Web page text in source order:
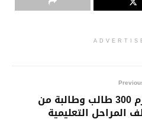
محافظ أسيوط يكرم 300 طالب وطالبة من
المراحل التعليمية